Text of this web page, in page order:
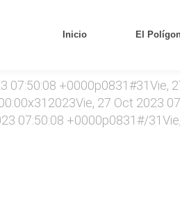
Inicio El
07:50:08 +0000p0831#31Vie,
27 Oct 2023
07:50:08 +0000p0831#/